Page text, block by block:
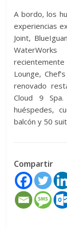
A bordo, los
experiencias
Joint,
Lounge,
renovado
Cloud 9
huéspedes,
balcón y 50
Compartir